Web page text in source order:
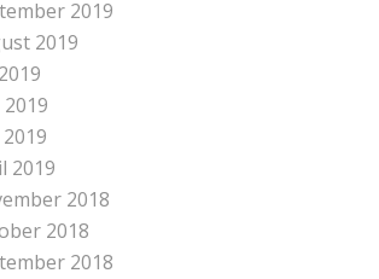
2019
2019
2019
2019
2018
2018
2018